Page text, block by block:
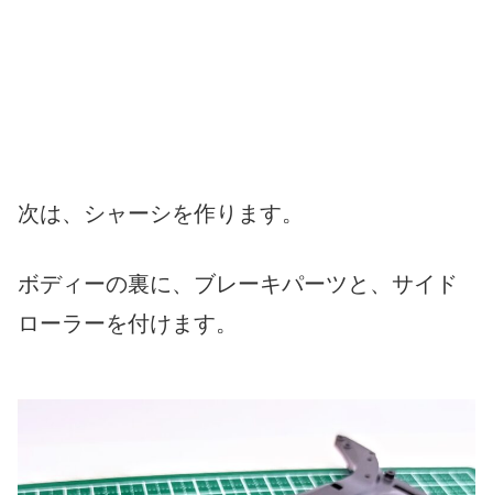
次は、シャーシを作ります。
ボディーの裏に、ブレーキパーツと、サイド
ローラーを付けます。